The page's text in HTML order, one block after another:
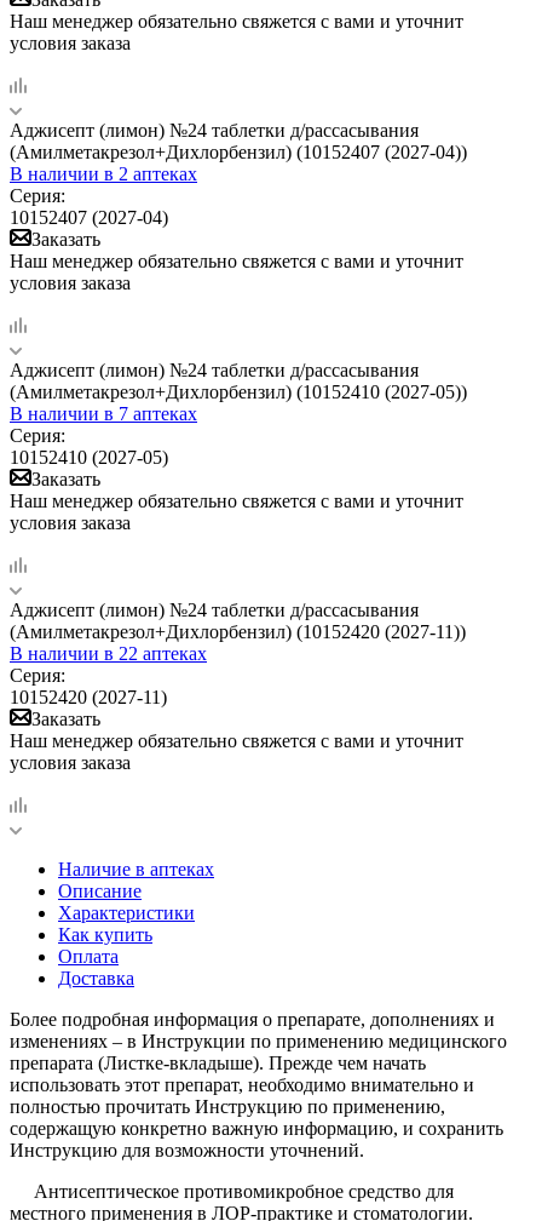
Наш менеджер обязательно свяжется с вами и уточнит
условия заказа
Аджисепт (лимон) №24 таблетки д/рассасывания
(Амилметакрезол+Дихлорбензил) (10152407 (2027-04))
В наличии в 2 аптеках
Серия:
10152407 (2027-04)
Заказать
Наш менеджер обязательно свяжется с вами и уточнит
условия заказа
Аджисепт (лимон) №24 таблетки д/рассасывания
(Амилметакрезол+Дихлорбензил) (10152410 (2027-05))
В наличии в 7 аптеках
Серия:
10152410 (2027-05)
Заказать
Наш менеджер обязательно свяжется с вами и уточнит
условия заказа
Аджисепт (лимон) №24 таблетки д/рассасывания
(Амилметакрезол+Дихлорбензил) (10152420 (2027-11))
В наличии в 22 аптеках
Серия:
10152420 (2027-11)
Заказать
Наш менеджер обязательно свяжется с вами и уточнит
условия заказа
Наличие в аптеках
Описание
Характеристики
Как купить
Оплата
Доставка
Более подробная информация о препарате, дополнениях и
изменениях – в Инструкции по применению медицинского
препарата (Листке-вкладыше). Прежде чем начать
использовать этот препарат, необходимо внимательно и
полностью прочитать Инструкцию по применению,
содержащую конкретно важную информацию, и сохранить
Инструкцию для возможности уточнений.
Антисептическое противомикробное средство для
местного применения в ЛОР-практике и стоматологии.